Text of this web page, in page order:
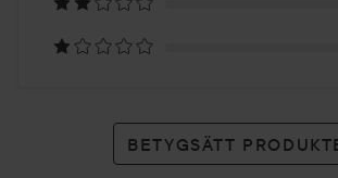
betyg
BETYGSÄTT